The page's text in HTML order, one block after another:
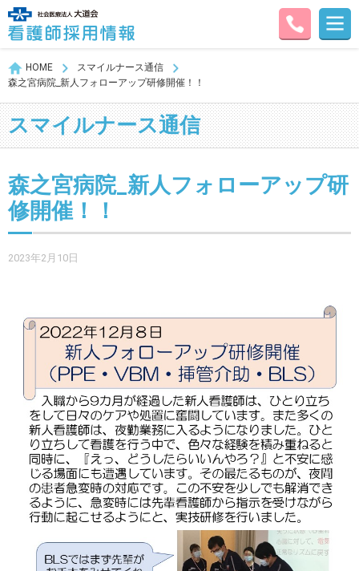
HOME
スマイルナース通信
森之宮病院_新人フォローアップ研修開催！！
スマイルナース通信
森之宮病院_新人フォローアップ研
修開催！！
2023年2月10日